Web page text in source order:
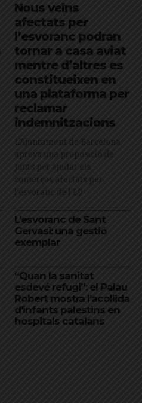
Nous veïns
afectats per
l’esvoranc podran
tornar a casa aviat
mentre d’altres es
constitueixen en
una plataforma per
reclamar
indemnitzacions
L’Ajuntament de Barcelona
aprova una proposició de
Junts per ajudar els
comerços afectats per
l'esvoranc de l'L9
L’esvoranc de Sant
Gervasi: una gestió
exemplar
“Quan la sanitat
esdevé refugi”: el Palau
Robert mostra l’acollida
d’infants palestins en
hospitals catalans